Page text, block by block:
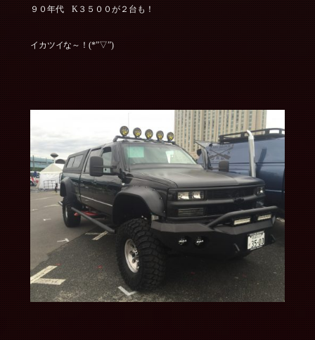
９０年代 K３５００が２台も！
イカツイな～！(*”▽”)